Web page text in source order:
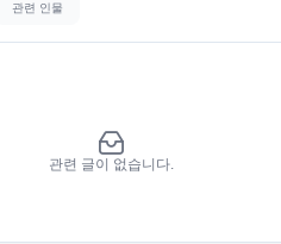
관련 인물
관련 글이 없습니다.